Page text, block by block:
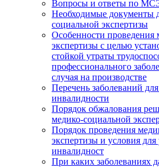
Вопросы и ответы по
Необходимые документы
социальной экспертизы
Особенности проведения
экспертизы с целью
стойкой утраты
профессионального
случая на производстве
Перечень заболеваний
инвалидности
Порядок обжалования
медико-социальной
Порядок проведения
экспертизы и условия для
инвалидност
При каких заболеваниях